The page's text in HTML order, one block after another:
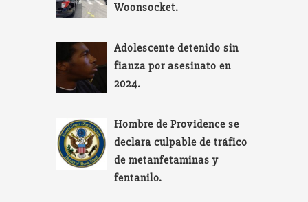
Woonsocket.
Adolescente detenido sin
fianza por asesinato en
2024.
Hombre de Providence se
declara culpable de tráfico
de metanfetaminas y
fentanilo.